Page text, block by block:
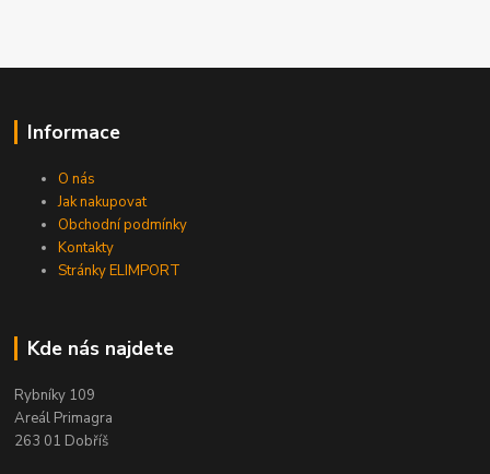
Informace
O nás
Jak nakupovat
Obchodní podmínky
Kontakty
Stránky ELIMPORT
Kde nás najdete
Rybníky 109
Areál Primagra
263 01 Dobříš